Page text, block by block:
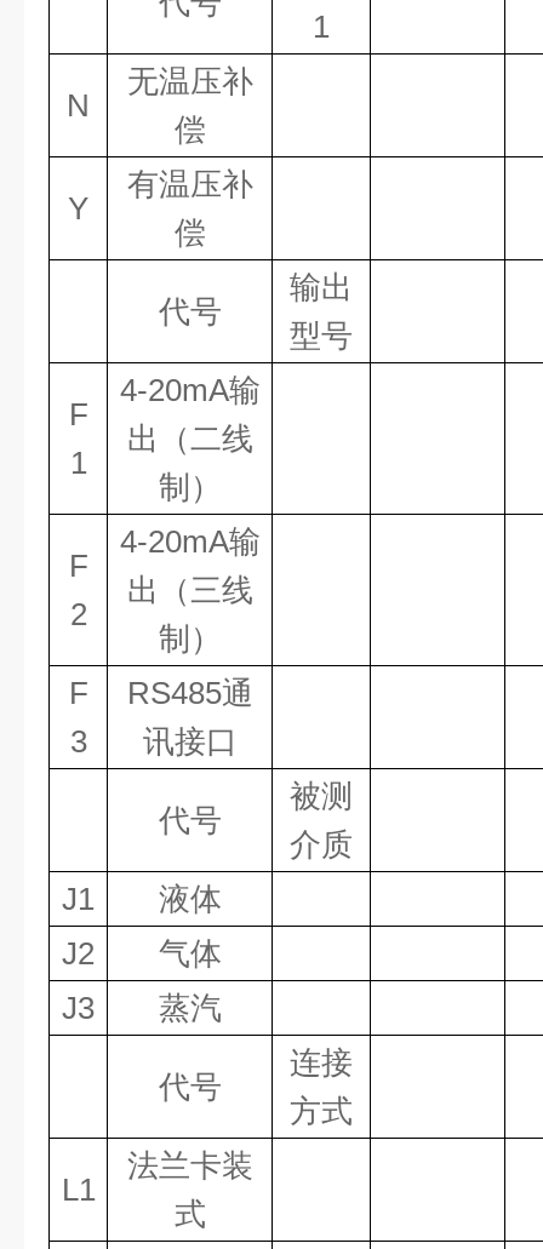
1
N
无温压补
偿
Y
有温压补
偿
代号
输出
型号
F
1
4-20mA输
出（二线
制）
F
2
4-20mA输
出（三线
制）
F
3
RS485通
讯接口
代号
被测
介质
J1
液体
J2
气体
J3
蒸汽
代号
连接
方式
L1
法兰卡装
式